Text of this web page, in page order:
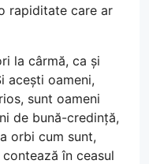
rapiditate care ar
la cârmă, ca și
acești oameni,
sunt oameni
de bună-credință,
orbi cum sunt,
în ceasul